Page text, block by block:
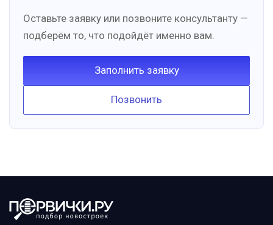
Оставьте заявку или позвоните консультанту —
подберём то, что подойдёт именно вам.
Заполнить заявку
Позвонить